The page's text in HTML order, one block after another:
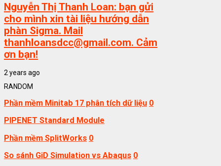
Nguyễn Thị Thanh Loan: bạn gửi
cho mình xin tài liệu hướng dẫn
phàn Sigma. Mail
thanhloansdcc@gmail.com. Cảm
ơn bạn!
2 years ago
RANDOM
Phần mềm Minitab 17 phân tích dữ liệu 0
PIPENET Standard Module
Phần mềm SplitWorks 0
So sánh GiD Simulation vs Abaqus 0